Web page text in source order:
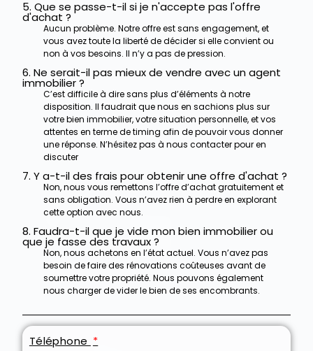
5. Que se passe-t-il si je n'accepte pas l'offre
d'achat ?
Aucun problème. Notre offre est sans engagement, et
vous avez toute la liberté de décider si elle convient ou
non à vos besoins. Il n’y a pas de pression.
6. Ne serait-il pas mieux de vendre avec un agent
immobilier ?
C’est difficile à dire sans plus d’éléments à notre
disposition. Il faudrait que nous en sachions plus sur
votre bien immobilier, votre situation personnelle, et vos
attentes en terme de timing afin de pouvoir vous donner
une réponse. N’hésitez pas à nous contacter pour en
discuter
7. Y a-t-il des frais pour obtenir une offre d'achat ?
Non, nous vous remettons l’offre d’achat gratuitement et
sans obligation. Vous n’avez rien à perdre en explorant
cette option avec nous.
8. Faudra-t-il que je vide mon bien immobilier ou
que je fasse des travaux ?
Non, nous achetons en l’état actuel. Vous n’avez pas
besoin de faire des rénovations coûteuses avant de
soumettre votre propriété. Nous pouvons également
nous charger de vider le bien de ses encombrants.
Téléphone